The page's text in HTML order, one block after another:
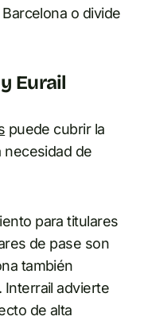
o divide
Eurail
puede cubrir la
necesidad de
para titulares
de pase son
también
Interrail advierte
de alta